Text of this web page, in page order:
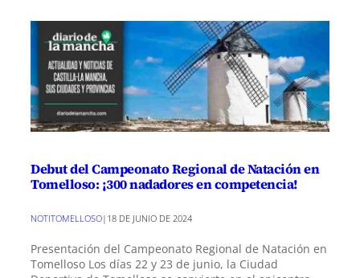
Debut del Campeonato Regional de Natación en
Tomelloso: ¡300 nadadores en competencia!
NOTITOMELLOSO| 18 DE JUNIO DE 2024
Presentación del Campeonato Regional de Natación en
Tomelloso Los días 22 y 23 de junio, la Ciudad